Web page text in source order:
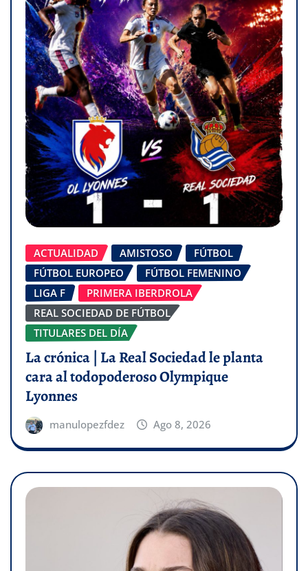
ACTUALIDAD AMISTOSO
FÚTBOL
FÚTBOL EUROPEO
FÚTBOL FEMENINO
LIGA F
PRIMERA IBERDROLA
REAL SOCIEDAD DE FÚTBOL
TITULARES DEL DÍA
La crónica | La Real Sociedad le planta
cara al todopoderoso Olympique
Lyonnes
manulopezfdez Ago 8, 2026